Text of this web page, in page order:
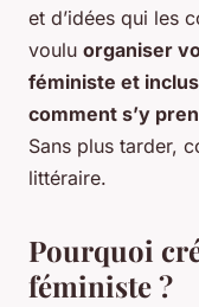
et d’idées qui les
voulu organiser
féministe et
comment s’y
Sans plus tarder,
littéraire.
Pourquoi
féministe ?